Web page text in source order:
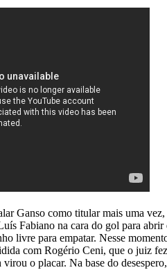
como titular mais uma
Fabiano na cara do gol para
livre para empatar. Nesse
com Rogério Ceni, que o juiz
o placar. Na base do